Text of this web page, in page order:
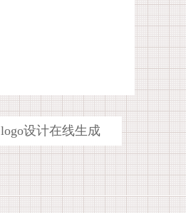
logo设计在线生成